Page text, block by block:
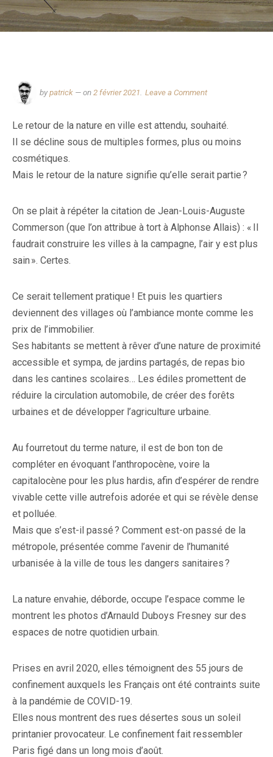
bypatrick — on 2 février 2021 Leave a Comment
de
ville
Le retour de la nature en ville est attendu, souhaité.
Il se décline sous de multiples formes, plus ou moins
cosmétiques.
Mais le retour de la nature signifie qu’elle serait partie ?
On se plait à répéter la citation de Jean-Louis-Auguste
Commerson (que l’on attribue à tort à Alphonse Allais) : « Il
faudrait construire les villes à la campagne, l’air y est plus
sain ». Certes.
Ce serait tellement pratique ! Et puis les quartiers
deviennent des villages où l’ambiance monte comme les
prix de l’immobilier.
Ses habitants se mettent à rêver d’une nature de proximité
accessible et sympa, de jardins partagés, de repas bio
dans les cantines scolaires… Les édiles promettent de
réduire la circulation automobile, de créer des forêts
urbaines et de développer l’agriculture urbaine.
Au fourretout du terme nature, il est de bon ton de
compléter en évoquant l’anthropocène, voire la
capitalocène pour les plus hardis, afin d’espérer de rendre
vivable cette ville autrefois adorée et qui se révèle dense
et polluée.
Mais que s’est-il passé ? Comment est-on passé de la
métropole, présentée comme l’avenir de l’humanité
urbanisée à la ville de tous les dangers sanitaires ?
La nature envahie, déborde, occupe l’espace comme le
montrent les photos d’Arnauld Duboys Fresney sur des
espaces de notre quotidien urbain.
Prises en avril 2020, elles témoignent des 55 jours de
confinement auxquels les Français ont été contraints suite
à la pandémie de COVID-19.
Elles nous montrent des rues désertes sous un soleil
printanier provocateur. Le confinement fait ressembler
Paris figé dans un long mois d’août.